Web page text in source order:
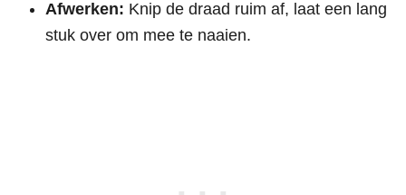
Afwerken: Knip de draad ruim af, laat een lang
stuk over om mee te naaien.